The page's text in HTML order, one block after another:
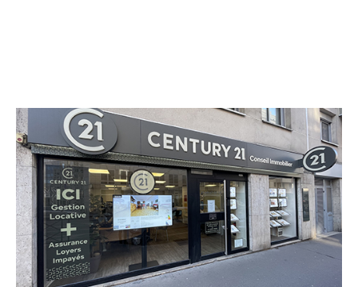
CENTURY 21 Conseil Immobilier
22 rue de l'Abreuvoir
COURBEVOIE - 92400
Envoyer un message
Téléphoner à l'agence